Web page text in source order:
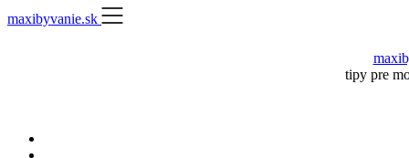
Skip
to
maxibyvanie.sk
tipy pre